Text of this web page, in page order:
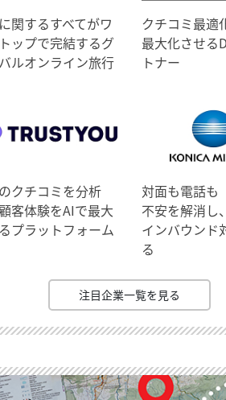
関するすべてがワ
ップで完結するグ
ルオンライン旅行
クチコミ最適
最大化させる
トナー
クチコミを分析
客体験をAIで最大
プラットフォーム
対面も電話も
不安を解消し
インバウンド
る
注目企業一覧を見る